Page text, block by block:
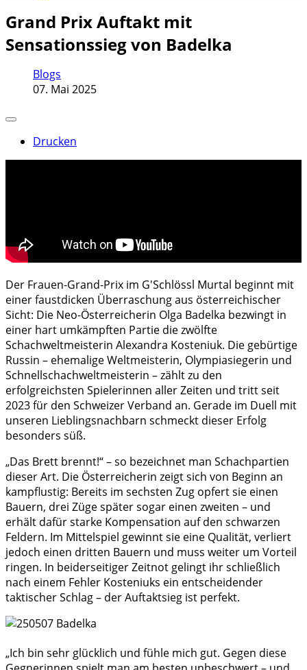
Grand Prix Auftakt mit
Sensationssieg von Badelka
Blogs
07. Mai 2025
Drucken
Der Frauen-Grand-Prix im G'Schlössl Murtal beginnt mit
einer faustdicken Überraschung aus österreichischer
Sicht: Die Neo-Österreicherin Olga Badelka bezwingt in
einer hart umkämpften Partie die zwölfte
Schachweltmeisterin Alexandra Kosteniuk. Die gebürtige
Russin – ehemalige Weltmeisterin, Olympiasiegerin und
Schnellschachweltmeisterin – zählt zu den
erfolgreichsten Spielerinnen aller Zeiten und tritt seit
2023 für den Schweizer Verband an. Gerade im Duell mit
unseren Lieblingsnachbarn schmeckt dieser Erfolg
besonders süß.
„Das Brett brennt!“ – so bezeichnet man Schachpartien
dieser Art. Die Österreicherin zeigt sich von Beginn an
kampflustig: Bereits im sechsten Zug opfert sie einen
Bauern, drei Züge später sogar einen zweiten – und
erhält dafür starke Kompensation auf den schwarzen
Feldern. Im Mittelspiel gewinnt sie eine Qualität, verliert
jedoch einen dritten Bauern und muss weiter um Vorteil
ringen. In beiderseitiger Zeitnot gelingt ihr schließlich
nach einem Fehler Kosteniuks ein entscheidender
taktischer Schlag – der Auftaktsieg ist perfekt.
„Ich bin sehr glücklich und fühle mich gut. Gegen diese